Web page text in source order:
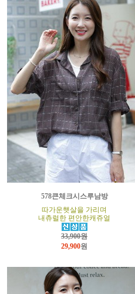
578큰체크시스루남방
따가운햇살을 가리며
내츄럴한 편안한캐쥬얼
33,900원
29,900원